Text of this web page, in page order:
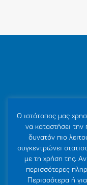
Ο ιστότοπoς μας
να καταστήσει
δυνατόν πιο
συγκεντρώνει
με τη χρήση της.
περισσότερες
Περισσότερα ή